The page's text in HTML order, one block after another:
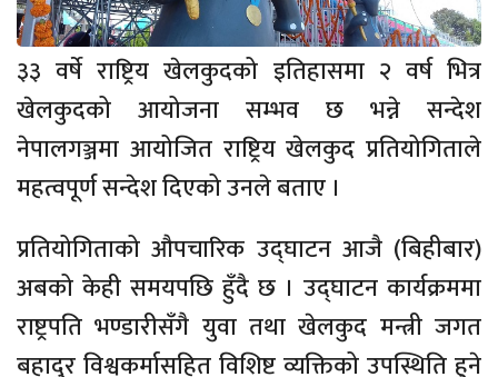
३३ वर्षे राष्ट्रिय खेलकुदको इतिहासमा २ वर्ष भित्र
खेलकुदको आयोजना सम्भव छ भन्ने सन्देश
नेपालगञ्जमा आयोजित राष्ट्रिय खेलकुद प्रतियोगिताले
महत्वपूर्ण सन्देश दिएको उनले बताए ।
प्रतियोगिताको औपचारिक उद्घाटन आजै (बिहीबार)
अबको केही समयपछि हुँदै छ । उद्घाटन कार्यक्रममा
राष्ट्रपति भण्डारीसँगै युवा तथा खेलकुद मन्त्री जगत
बहादुर विश्वकर्मासहित विशिष्ट व्यक्तिको उपस्थिति हुने